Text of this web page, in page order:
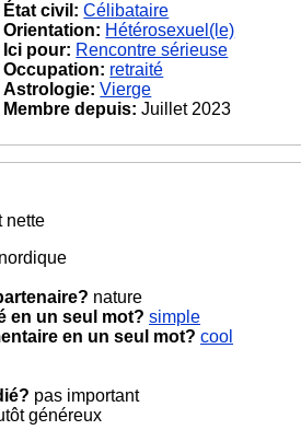
État civil: Célibataire
Orientation: Hétérosexuel(le)
Ici pour: Rencontre sérieuse
Occupation: retraité
Astrologie: Vierge
Membre depuis: Juillet 2023
nette
nature
en un seul mot? simple
en un seul mot? cool
pas important
généreux